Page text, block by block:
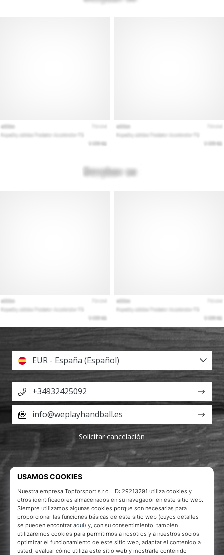
Acerca de nosotros
Servicio al cliente
EUR - España (Español)
+34932425092
info@weplayhandball.es
Solicitar cancelación